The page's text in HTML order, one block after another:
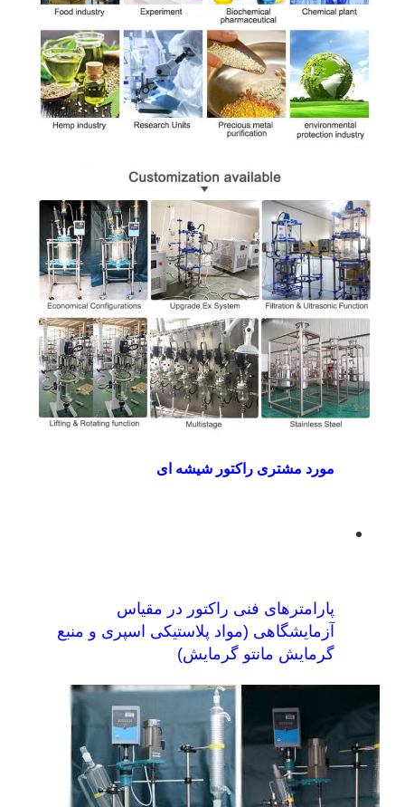
مورد مشتری راکتور شیشه ای
پارامترهای فنی راکتور در مقیاس
آزمایشگاهی (مواد پلاستیکی اسپری و منبع
گرمایش مانتو گرمایش)